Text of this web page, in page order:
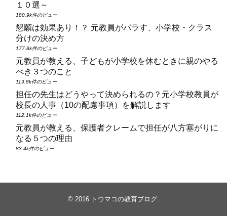
１０選～
180.9k件のビュー
懇願は効果あり！？ 元教員がバラす、小学校・クラス
分けの決め方
177.8k件のビュー
元教員が教える、子どもが小学校を休むときに親のやる
べき３つのこと
119.8k件のビュー
担任の先生はどうやって決められるの？元小学校教員が
校長の人事（10の配慮事項）を解説します
112.1k件のビュー
元教員が教える、保護者クレームで担任が八方塞がりに
なる５つの理由
83.4k件のビュー
© 2016 トウマコの教育ブログ.